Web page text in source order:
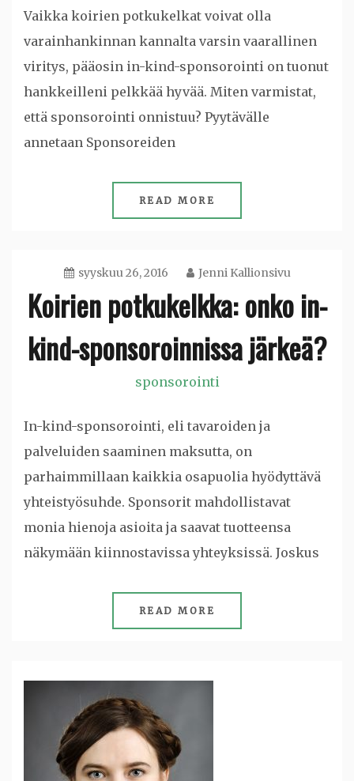
Vaikka koirien potkukelkat voivat olla
varainhankinnan kannalta varsin vaarallinen
viritys, pääosin in-kind-sponsorointi on tuonut
hankkeilleni pelkkää hyvää. Miten varmistat,
että sponsorointi onnistuu? Pyytävälle
annetaan Sponsoreiden
READ MORE
syyskuu 26, 2016 Jenni Kallionsivu
Koirien potkukelkka: onko in-
kind-sponsoroinnissa järkeä?
sponsorointi
In-kind-sponsorointi, eli tavaroiden ja
palveluiden saaminen maksutta, on
parhaimmillaan kaikkia osapuolia hyödyttävä
yhteistyösuhde. Sponsorit mahdollistavat
monia hienoja asioita ja saavat tuotteensa
näkymään kiinnostavissa yhteyksissä. Joskus
READ MORE